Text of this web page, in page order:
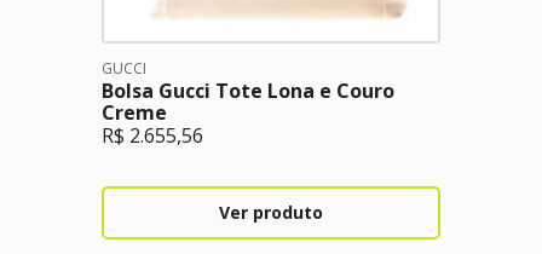
GUCCI
Bolsa Gucci Tote Lona e Couro
Creme
R$ 2.655,56
Ver produto